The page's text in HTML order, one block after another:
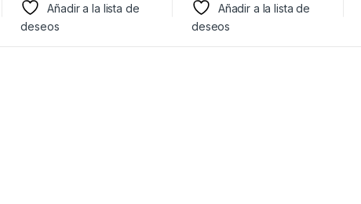
Añadir a la lista de
deseos
Añadir a la lista de
deseos